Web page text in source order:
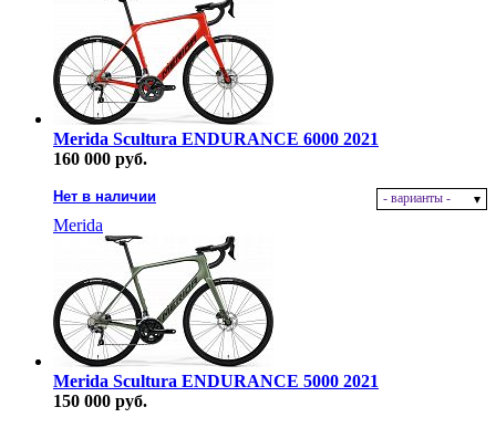
Merida Scultura ENDURANCE 6000 2021
160 000 руб.
Нет в наличии - варианты -
Merida
Merida Scultura ENDURANCE 5000 2021
150 000 руб.